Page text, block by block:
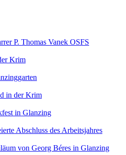
P. Thomas Vanek OSFS
Krim
in der Krim
in Glanzing
Abschluss des Arbeitsjahres
von Georg Béres in Glanzing